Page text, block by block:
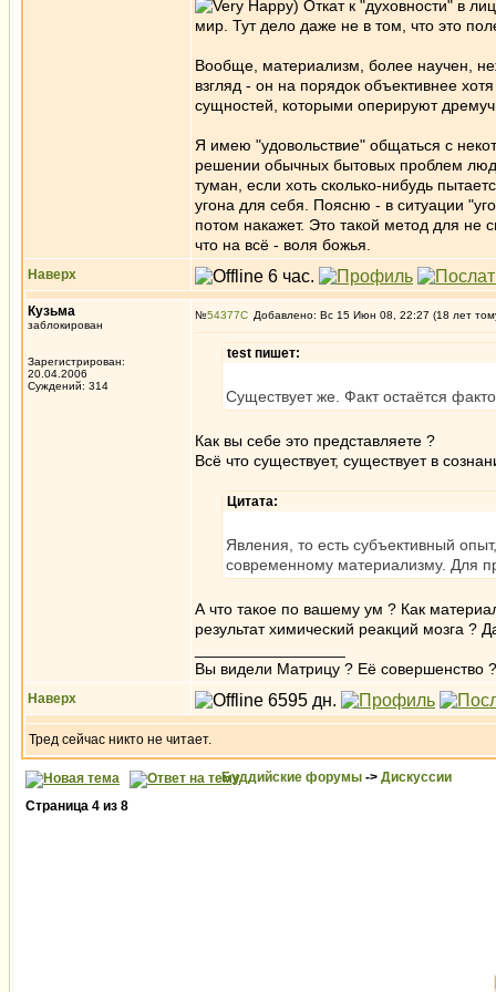
) Откат к "духовности" в
мир. Тут дело даже не в том, что это
Вообще, материализм, более научен,
взгляд - он на порядок объективнее
сущностей, которыми оперируют
Я имею "удовольствие" общаться с
решении обычных бытовых проблем
туман, если хоть сколько-нибудь
угона для себя. Поясню - в ситуации
потом накажет. Это такой метод для не
что на всё - воля божья.
Наверх
Кузьма
заблокирован
Зарегистрирован:
20.04.2006
Суждений: 314
№54377 Добавлено: Вс 15 Июн 08, 22:27 (18 лет
test пишет:
Существует же. Факт остаётся
Как вы себе это представляете ?
Всё что существует, существует в
Цитата:
Явления, то есть субъективный
современному материализму. Для
А что такое по вашему ум ? Как
результат химический реакций мозга ?
Вы видели Матрицу ? Её совершенство
Наверх
Тред сейчас никто не читает.
Буддийские форумы -> Дискуссии
Страница 4 из 8